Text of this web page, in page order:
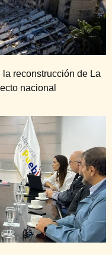
reconstrucción de La
nacional